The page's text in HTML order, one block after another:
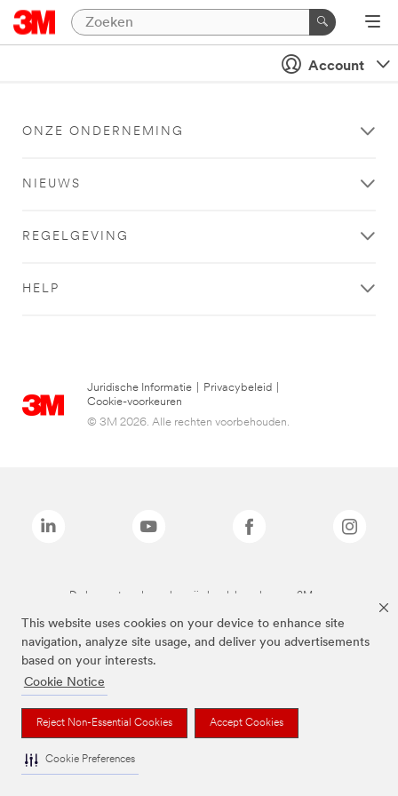
This website uses cookies on your device to enhance site
navigation, analyze site usage, and deliver you advertisements
based on your interests.
Cookie Notice
Reject Non-Essential Cookies Accept Cookies
Cookie Preferences
Account
ONZE ONDERNEMING
NIEUWS
REGELGEVING
HELP
Juridische Informatie Privacybeleid
Cookie-voorkeuren
© 3M 2026. Alle rechten voorbehouden.
De bovenstaande merken zijn handelsmerken van 3M.we